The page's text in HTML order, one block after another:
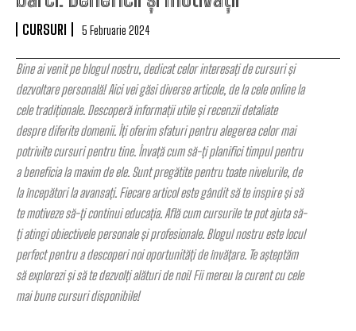
CURSURI 5 Februarie 2024
Bine ai venit pe blogul nostru, dedicat celor interesați de cursuri și
dezvoltare personală! Aici vei găsi diverse articole, de la cele online la
cele tradiționale. Descoperă informații utile și recenzii detaliate
despre diferite domenii. Îți oferim sfaturi pentru alegerea celor mai
potrivite cursuri pentru tine. Învață cum să-ți planifici timpul pentru
a beneficia la maxim de ele. Sunt pregătite pentru toate nivelurile, de
la începători la avansați. Fiecare articol este gândit să te inspire și să
te motiveze să-ți continui educația. Află cum cursurile te pot ajuta să-
ți atingi obiectivele personale și profesionale. Blogul nostru este locul
perfect pentru a descoperi noi oportunități de învățare. Te așteptăm
să explorezi și să te dezvolți alături de noi! Fii mereu la curent cu cele
mai bune cursuri disponibile!